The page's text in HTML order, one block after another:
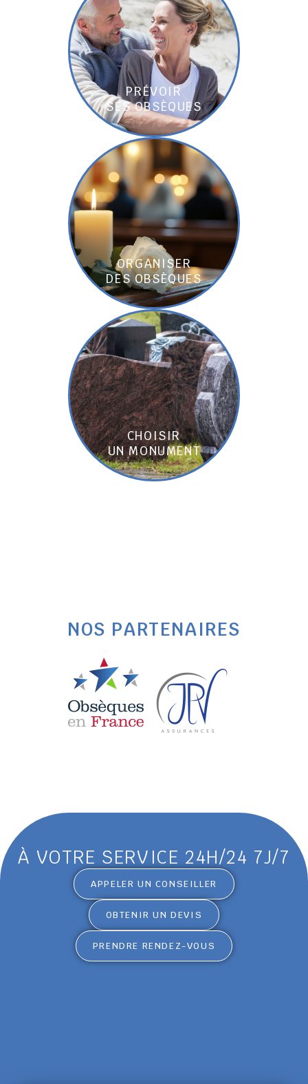
PRÉVOIR
SES OBSÈQUES
ORGANISER
DES OBSÈQUES
CHOISIR
UN MONUMENT
NOS PARTENAIRES
À VOTRE SERVICE 24H/24 7J/7
APPELER UN CONSEILLER
OBTENIR UN DEVIS
PRENDRE RENDEZ-VOUS